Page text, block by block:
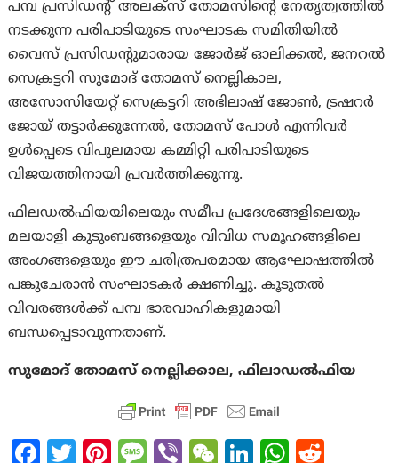
പമ്പ പ്രസിഡന്റ് അലക്‌സ് തോമസിന്റെ നേതൃത്വത്തിൽ
നടക്കുന്ന പരിപാടിയുടെ സംഘാടക സമിതിയിൽ
വൈസ് പ്രസിഡന്റുമാരായ ജോർജ് ഓലിക്കൽ, ജനറൽ
സെക്രട്ടറി സുമോദ് തോമസ് നെല്ലികാല,
അസോസിയേറ്റ് സെക്രട്ടറി അഭിലാഷ് ജോൺ, ട്രഷറർ
ജോയ് തട്ടാർക്കുന്നേൽ, തോമസ് പോൾ എന്നിവർ
ഉൾപ്പെടെ വിപുലമായ കമ്മിറ്റി പരിപാടിയുടെ
വിജയത്തിനായി പ്രവർത്തിക്കുന്നു.
ഫിലഡൽഫിയയിലെയും സമീപ പ്രദേശങ്ങളിലെയും
മലയാളി കുടുംബങ്ങളെയും വിവിധ സമൂഹങ്ങളിലെ
അംഗങ്ങളെയും ഈ ചരിത്രപരമായ ആഘോഷത്തിൽ
പങ്കുചേരാൻ സംഘാടകർ ക്ഷണിച്ചു. കൂടുതൽ
വിവരങ്ങൾക്ക് പമ്പ ഭാരവാഹികളുമായി
ബന്ധപ്പെടാവുന്നതാണ്.
സുമോദ് തോമസ് നെല്ലിക്കാല, ഫിലാഡൽഫിയ
Fa T
Pi M Vi W Li W